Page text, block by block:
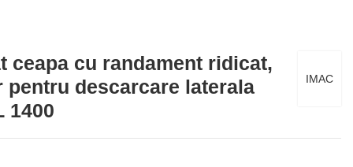
IMAC
ceapa cu randament ridicat,
pentru descarcare laterala
1400